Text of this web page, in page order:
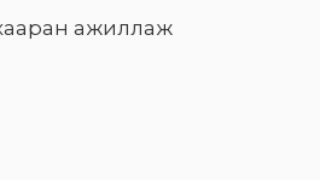
ажиллаж